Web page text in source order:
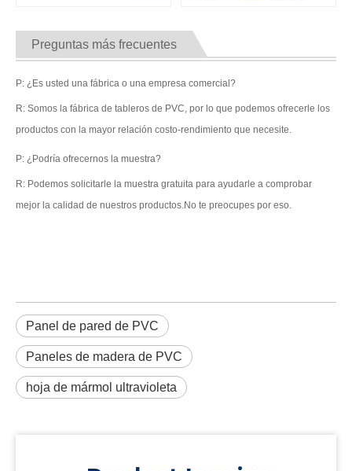
Preguntas más frecuentes
P: ¿Es usted una fábrica o una empresa comercial?
R: Somos la fábrica de tableros de PVC, por lo que podemos ofrecerle los
productos con la mayor relación costo-rendimiento que necesite.
P: ¿Podría ofrecernos la muestra?
R: Podemos solicitarle la muestra gratuita para ayudarle a comprobar
mejor la calidad de nuestros productos.No te preocupes por eso.
Panel de pared de PVC
Paneles de madera de PVC
hoja de mármol ultravioleta